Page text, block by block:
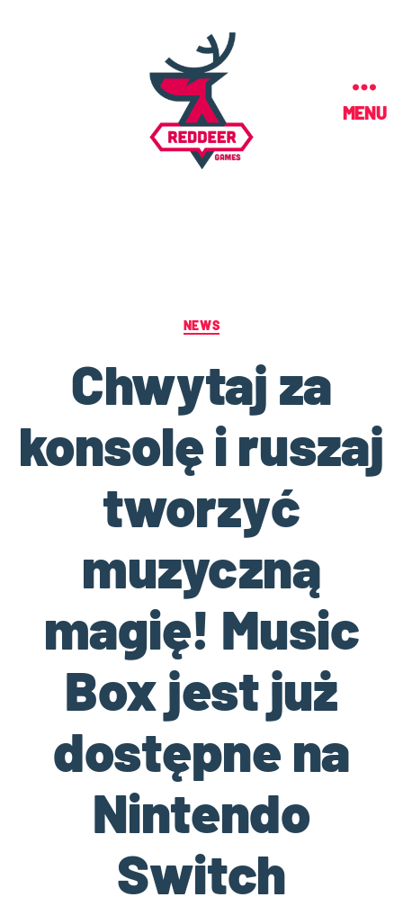
MENU
NEWS
Chwytaj za
konsolę i ruszaj
tworzyć
muzyczną
magię! Music
Box jest już
dostępne na
Nintendo
Switch